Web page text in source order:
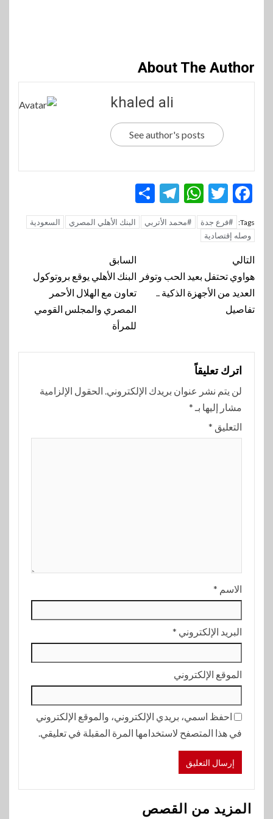
About The Author
khaled ali
See author's posts
Facebook
Twitter
WhatsApp
Telegram
Tags: #فرع جدة #محمد الأتربي البنك الأهلي المصري
السعودية
وصله إقتصادية
تنقل
المقالة
السابق
البنك الأهلي يوقع بروتوكول
تعاون مع الهلال الأحمر
المصري والمجلس القومي
للمرأة
التالي
هواوي تحتفل بعيد الحب وتوفر
العديد من الأجهزة الذكية ..
تفاصيل
اترك تعليقاً
لن يتم نشر عنوان بريدك الإلكتروني. الحقول الإلزامية
مشار إليها بـ *
التعليق *
الاسم *
البريد الإلكتروني *
الموقع الإلكتروني
احفظ اسمي، بريدي الإلكتروني، والموقع الإلكتروني
في هذا المتصفح لاستخدامها المرة المقبلة في تعليقي.
المزيد من القصص